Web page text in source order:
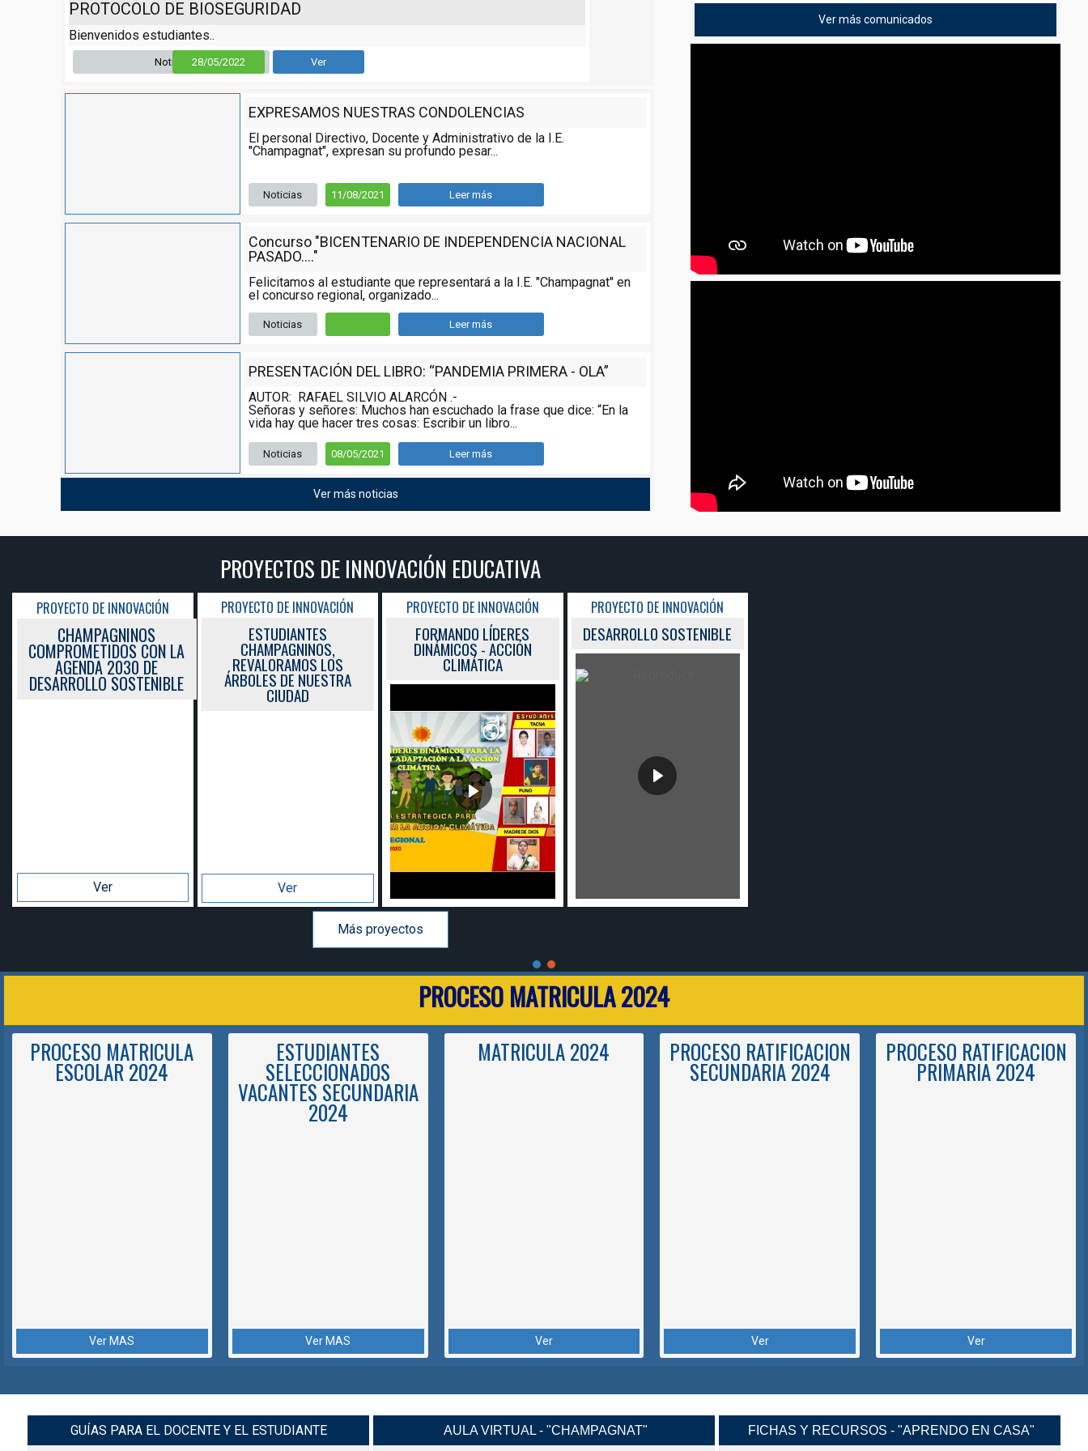
PROTOCOLO DE BIOSEGURIDAD
Bienvenidos estudiantes..
Noticia 28/05/2022 Ver
EXPRESAMOS NUESTRAS CONDOLENCIAS
El personal Directivo, Docente y Administrativo de la I.E.
"Champagnat", expresan su profundo pesar...
Noticias 11/08/2021 Leer más
Concurso "BICENTENARIO DE INDEPENDENCIA NACIONAL
PASADO...."
Felicitamos al estudiante que representará a la I.E. "Champagnat" en
el concurso regional, organizado...
Noticias Leer más
PRESENTACIÓN DEL LIBRO: “PANDEMIA PRIMERA - OLA”
AUTOR: RAFAEL SILVIO ALARCÓN .-
Señoras y señores: Muchos han escuchado la frase que dice: “En la
vida hay que hacer tres cosas: Escribir un libro...
Noticias 08/05/2021 Leer más
Ver más noticias
Ver más comunicados
PROYECTOS DE INNOVACIÓN EDUCATIVA
LA
PROYECTO DE INNOVACIÓN
ESTUDIANTES
CHAMPAGNINOS,
REVALORAMOS LOS
ÁRBOLES DE NUESTRA
CIUDAD
PROYECTO DE INNOVACIÓN
FORMANDO LÍDERES
DINÁMICOS - ACCIÓN
CLIMÁTICA
PROYECTO DE INNOVACIÓN
DESARROLLO SOSTENIBLE
PROCESO MATRICULA 2024
PROCESO MATRICULA
ESCOLAR 2024
Ver MAS
ESTUDIANTES
SELECCIONADOS
VACANTES SECUNDARIA
2024
Ver MAS
MATRICULA 2024
Ver
PROCESO RATIFICACION
SECUNDARIA 2024
Ver
PROCESO RATIFICACION
PRIMARIA 2024
Ver
GUÍAS PARA EL DOCENTE Y EL ESTUDIANTE AULA VIRTUAL - "CHAMPAGNAT" FICHAS Y RECURSOS - "APRENDO EN CASA"